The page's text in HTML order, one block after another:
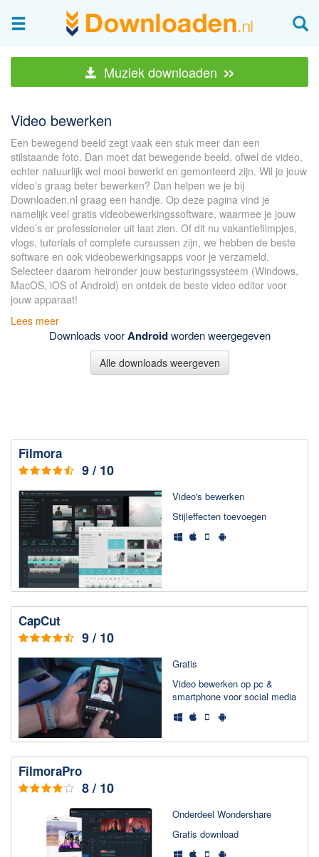
Muziek downloaden »
Afbeeldingen & fotografie
Beheren en bekijken
Screenshots Maken
Audio & Video
Branden en Rippen
Converteren
Media streamen
Mediaspeler
Opnemen Audio en Video
Downloaden
Veilig online
Productiviteit
Adresboek en contacten
Planning en organisatie
Tekst en Administratie
Overige
Algemeen
Chatten en bellen
Dating apps
Parkeer apps
Rar en Zip (Compressie - Unzip)
Shopping
Spelletjes en Games
Webbrowsers
Video bewerken
Een bewegend beeld zegt vaak een stuk meer dan een
stilstaande foto. Dan moet dat bewegende beeld, ofwel de video,
echter natuurlijk wel mooi bewerkt en gemonteerd zijn. Wil je jouw
video’s graag beter bewerken? Dan helpen we je bij
Downloaden.nl graag een handje. Op deze pagina vind je
namelijk veel gratis videobewerkingssoftware, waarmee je jouw
video’s er professioneler uit laat zien. Of dit nu vakantiefilmpjes,
vlogs, tutorials of complete cursussen zijn, we hebben de beste
software en ook videobewerkingsapps voor je verzameld.
Selecteer daarom heironder jouw besturingssysteem (Windows,
MacOS, iOS of Android) en ontdek de beste video editor voor
jouw apparaat!
Lees meer
Downloads voorAndroidworden weergegeven
Alle downloads weergeven
Filmora
9 / 10
Video's bewerken
Stijl­effecten toe­voegen
CapCut
9 / 10
Gratis
Video bewerken op pc &
smartphone voor social media
FilmoraPro
8 / 10
Onderdeel Wondershare
Gratis download